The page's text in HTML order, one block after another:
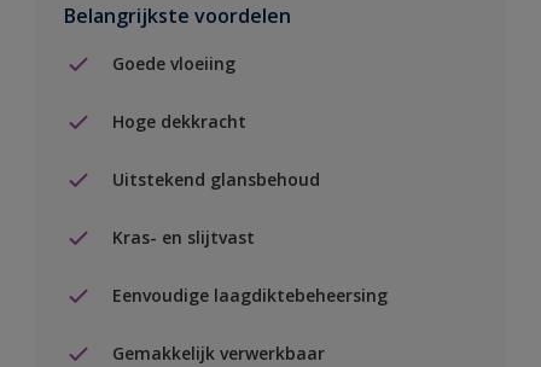
Belangrijkste voordelen
Goede vloeiing
Hoge dekkracht
Uitstekend glansbehoud
Kras- en slijtvast
Eenvoudige laagdiktebeheersing
Gemakkelijk verwerkbaar